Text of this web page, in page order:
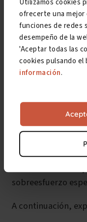
Utilizamos cookies
ofrecerte una mejor
funciones de redes
desempeño de la
'Aceptar todas las
cookies pulsando el
información.
Ejemplos
por
En síntesis, lo
enfermedad, o el
sobreesfuerzo
A continuación,